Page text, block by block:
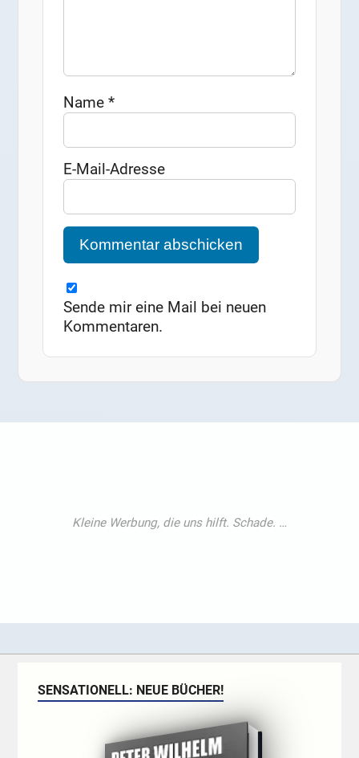
Name*
E-Mail-Adresse
Sende mir eine Mail bei neuen
Kommentaren.
SENSATIONELL: NEUE BÜCHER!